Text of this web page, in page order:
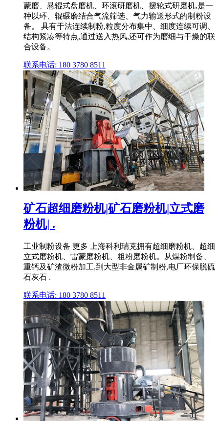
蒙磨、悬辊式盘磨机、环滚研磨机、摆轮式研磨机,是一
种以环、辊碾磨结合气流筛选、气力输送形式的制粉设
备。 具有干法连续制粉,粒度分布集中、细度连续可调、
结构紧凑等特点,通过送入热风,还可作为磨细与干燥的联
合设备。
联系电话: 180 3780 8511
矿石超细磨粉机|矿石磨粉机|立式磨
粉机| .
工业制粉设备 更多 上海科利瑞克拥有超细磨粉机、超细
立式磨粉机、雷蒙磨粉机、粗粉磨粉机。从煤粉制备、
重钙及矿渣微粉加工,到大型非金属矿制粉,电厂环保脱硫
石灰石 .
联系电话: 180 3780 8511